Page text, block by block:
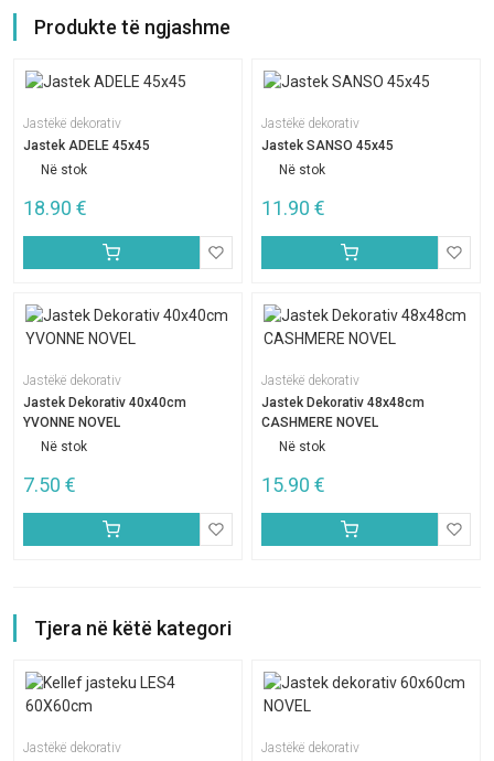
Produkte të ngjashme
Jastëkë dekorativ
Jastek ADELE 45x45
Në stok
18.90 €
Jastëkë dekorativ
Jastek SANSO 45x45
Në stok
11.90 €
Jastëkë dekorativ
Jastek Dekorativ 40x40cm
YVONNE NOVEL
Në stok
7.50 €
Jastëkë dekorativ
Jastek Dekorativ 48x48cm
CASHMERE NOVEL
Në stok
15.90 €
Tjera në këtë kategori
Jastëkë dekorativ
Jastëkë dekorativ